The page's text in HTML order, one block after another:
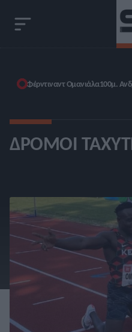
Φέρντιναντ Ομανιάλα100μ.
ΔΡΌΜΟΙ